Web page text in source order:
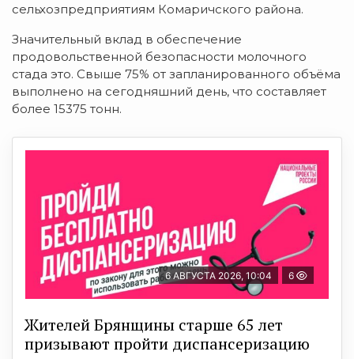
сельхозпредприятиям Комаричского района.
Значительный вклад в обеспечение
продовольственной безопасности молочного
стада это. Свыше 75% от запланированного объёма
выполнено на сегодняшний день, что составляет
более 15375 тонн.
6 АВГУСТА 2026, 10:04 6
Жителей Брянщины старше 65 лет
призывают пройти диспансеризацию